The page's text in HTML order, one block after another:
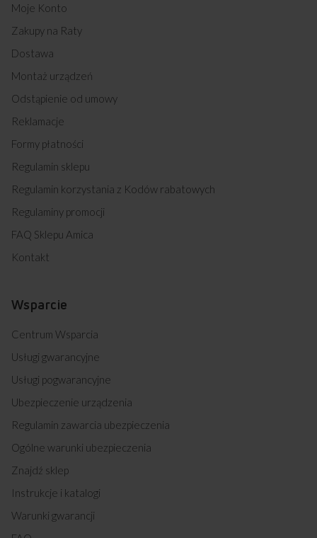
Moje Konto
Zakupy na Raty
Dostawa
Montaż urządzeń
Odstąpienie od umowy
Reklamacje
Formy płatności
Regulamin sklepu
Regulamin korzystania z Kodów rabatowych
Regulaminy promocji
FAQ Sklepu Amica
Kontakt
Wsparcie
Centrum Wsparcia
Usługi gwarancyjne
Usługi pogwarancyjne
Ubezpieczenie urządzenia
Regulamin zawarcia ubezpieczenia
Ogólne warunki ubezpieczenia
Znajdź sklep
Instrukcje i katalogi
Warunki gwarancji